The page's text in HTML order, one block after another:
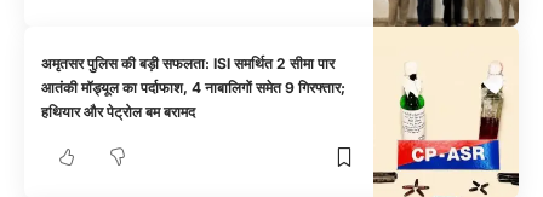
अमृतसर पुलिस की बड़ी सफलता: ISI समर्थित 2 सीमा पार
आतंकी मॉड्यूल का पर्दाफाश, 4 नाबालिगों समेत 9 गिरफ्तार;
हथियार और पेट्रोल बम बरामद